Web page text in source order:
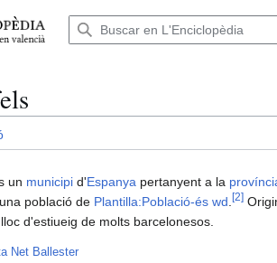
un municipi d'Espanya pertanyent a la
una població de Plantilla:Població-és wd [2]
d'estiueig de molts barcelonesos.
Net Ballester